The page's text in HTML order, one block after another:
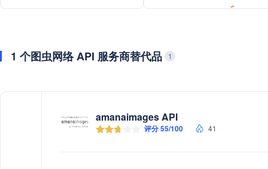
1 个图虫网络 API 服务商替代品 1
amanaimages API
评分 55/100 41